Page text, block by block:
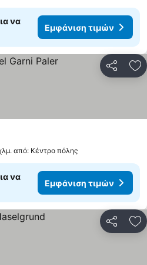
να
Εμφάνιση τιμών
από: Κέντρο πόλης
να
Εμφάνιση τιμών